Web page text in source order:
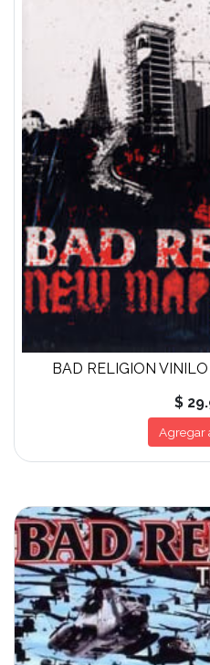
BAD RELIGION
$
Agregar